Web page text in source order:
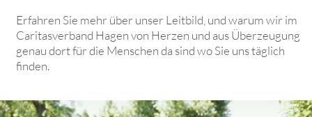
Erfahren Sie mehr über unser Leitbild, und warum wir im
Caritasverband Hagen von Herzen und aus Überzeugung
genau dort für die Menschen da sind wo Sie uns täglich
finden.